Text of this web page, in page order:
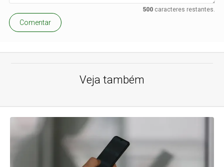
500caracteres restantes.
Comentar
Veja também